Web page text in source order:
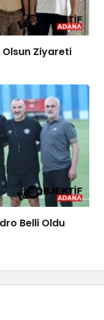
Olsun Ziyareti
Belli Oldu